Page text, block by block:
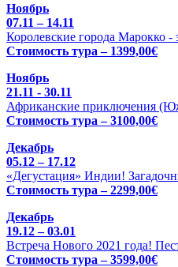
Ноябрь
07.11 – 14.11
Королевские города Марокко
Стоимость тура – 1399,00€
Ноябрь
21.11 - 30.11
Африканские приключения
Стоимость тура – 3100,00€
Декабрь
05.12 – 17.12
«Дегустация» Индии!
Стоимость тура – 2299,00€
Декабрь
19.12 – 03.01
Встреча Нового 2021 года!
Стоимость тура – 3599,00€